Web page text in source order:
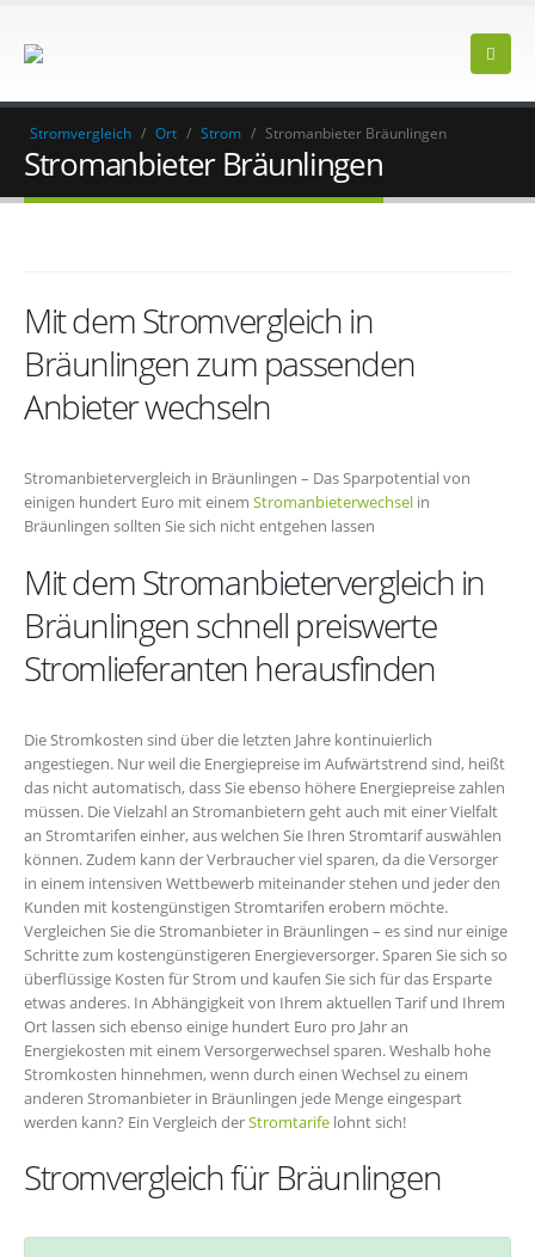
Stromvergleich / Ort / Strom / Stromanbieter Bräunlingen
Stromanbieter Bräunlingen
Mit dem Stromvergleich in
Bräunlingen zum passenden
Anbieter wechseln
Stromanbietervergleich in Bräunlingen – Das Sparpotential von
einigen hundert Euro mit einem Stromanbieterwechsel in
Bräunlingen sollten Sie sich nicht entgehen lassen
Mit dem Stromanbietervergleich in
Bräunlingen schnell preiswerte
Stromlieferanten herausfinden
Die Stromkosten sind über die letzten Jahre kontinuierlich
angestiegen. Nur weil die Energiepreise im Aufwärtstrend sind, heißt
das nicht automatisch, dass Sie ebenso höhere Energiepreise zahlen
müssen. Die Vielzahl an Stromanbietern geht auch mit einer Vielfalt
an Stromtarifen einher, aus welchen Sie Ihren Stromtarif auswählen
können. Zudem kann der Verbraucher viel sparen, da die Versorger
in einem intensiven Wettbewerb miteinander stehen und jeder den
Kunden mit kostengünstigen Stromtarifen erobern möchte.
Vergleichen Sie die Stromanbieter in Bräunlingen – es sind nur einige
Schritte zum kostengünstigeren Energieversorger. Sparen Sie sich so
überflüssige Kosten für Strom und kaufen Sie sich für das Ersparte
etwas anderes. In Abhängigkeit von Ihrem aktuellen Tarif und Ihrem
Ort lassen sich ebenso einige hundert Euro pro Jahr an
Energiekosten mit einem Versorgerwechsel sparen. Weshalb hohe
Stromkosten hinnehmen, wenn durch einen Wechsel zu einem
anderen Stromanbieter in Bräunlingen jede Menge eingespart
werden kann? Ein Vergleich derStromtarife lohnt sich!
Stromvergleich für Bräunlingen